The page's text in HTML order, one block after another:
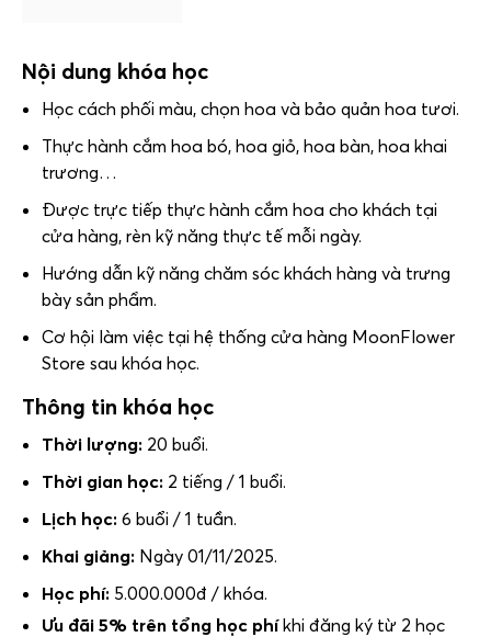
Nội dung khóa học
Học cách phối màu, chọn hoa và bảo quản hoa tươi.
Thực hành cắm hoa bó, hoa giỏ, hoa bàn, hoa khai
trương…
Được trực tiếp thực hành cắm hoa cho khách tại
cửa hàng, rèn kỹ năng thực tế mỗi ngày.
Hướng dẫn kỹ năng chăm sóc khách hàng và trưng
bày sản phẩm.
Cơ hội làm việc tại hệ thống cửa hàng MoonFlower
Store sau khóa học.
Thông tin khóa học
Thời lượng: 20 buổi.
Thời gian học: 2 tiếng / 1 buổi.
Lịch học: 6 buổi / 1 tuần.
Khai giảng: Ngày 01/11/2025.
Học phí: 5.000.000đ / khóa.
Ưu đãi 5% trên tổng học phíkhi đăng ký từ 2 học